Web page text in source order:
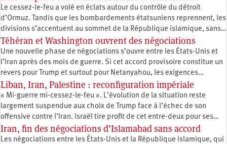
Le cessez-le-feu a volé en éclats autour du contrôle du détroit
d’Ormuz. Tandis que les bombardements étatsuniens reprennent, les
divisions s’accentuent au sommet de la République islamique, sans…
Téhéran et Washington ouvrent des négociations
Une nouvelle phase de négociations s’ouvre entre les États-Unis et
l’Iran après des mois de guerre. Si cet accord provisoire constitue un
revers pour Trump et surtout pour Netanyahou, les exigences…
Liban, Iran, Palestine : reconfiguration impériale
« Mi-guerre mi-cessez-le-feu ». L’évolution de la situation reste
largement suspendue aux choix de Trump face à l’échec de son
offensive contre l’Iran. Israël tire profit de cet entre-deux pour ses…
Iran, fin des négociations d’Islamabad sans accord
Les négociations entre les États-Unis et la République islamique, qui